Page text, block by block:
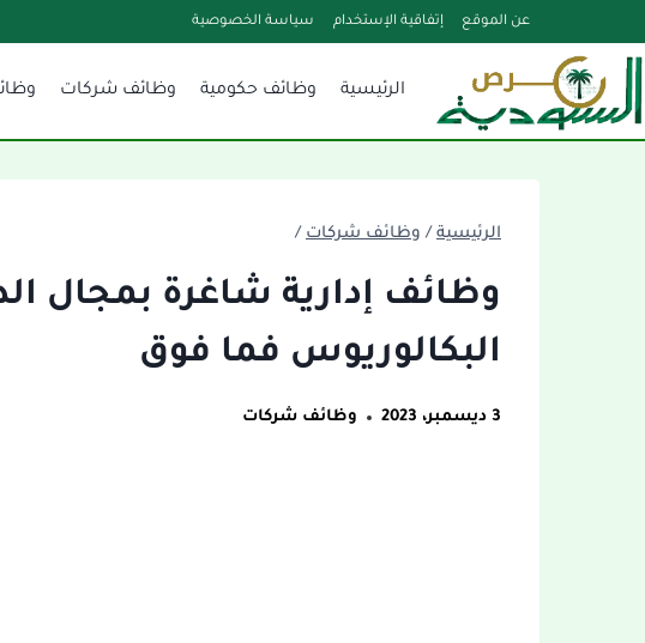
إلى
المحتوى
عن الموقع إتفاقية الإستخدام سياسة الخصوصية
الرئيسية وظائف حكومية وظائف شركات
الرئيسية / وظائف شركات /
وظائف إدارية شاغرة بمجال
البكالوريوس فما فوق
3 ديسمبر، 2023 وظائف شركات